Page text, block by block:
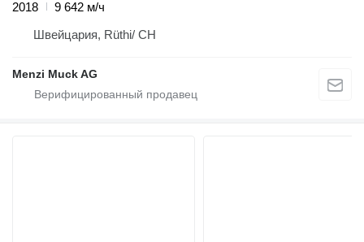
2018
9 642 м/ч
Швейцария, Rüthi/ CH
Menzi Muck AG